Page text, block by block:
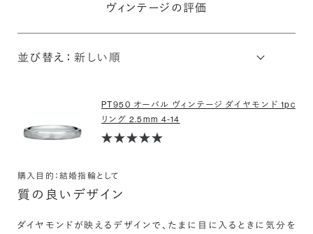
ヴィンテージの評価
並び替え：
PT950 オーバル ヴィンテージ ダイヤモンド 1pc
リング 2.5mm 4-14
購入目的：結婚指輪として
質の良いデザイン
ダイヤモンドが映えるデザインで、たまに目に入るときに気分を